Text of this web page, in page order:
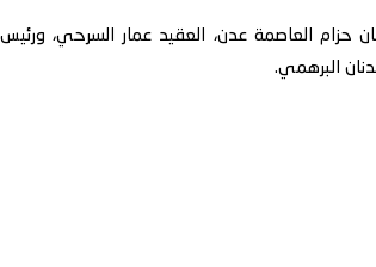
حزام العاصمة عدن، العقيد عمار السرحي،
البرهمي.